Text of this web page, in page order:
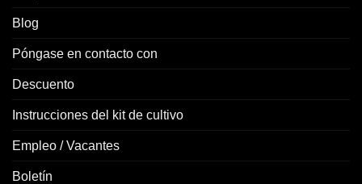
Blog
Póngase en contacto con
Descuento
Instrucciones del kit de cultivo
Empleo / Vacantes
Boletín